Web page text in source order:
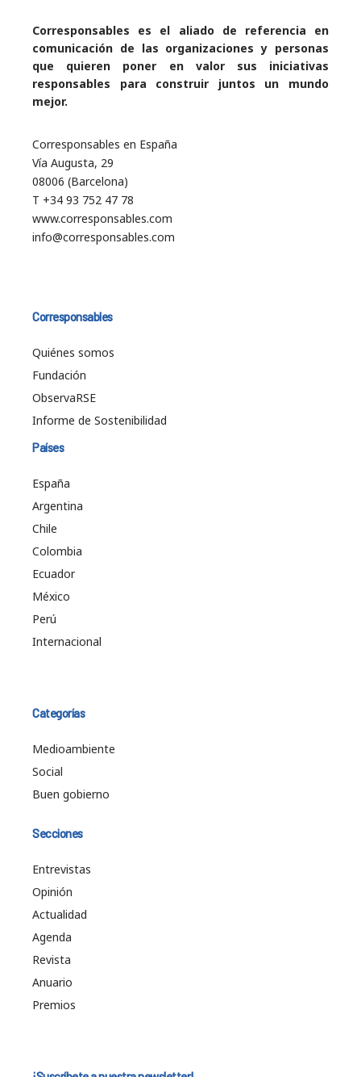
Corresponsables es el aliado de referencia en
comunicación de las organizaciones y personas
que quieren poner en valor sus iniciativas
responsables para construir juntos un mundo
mejor.
Corresponsables en España
Vía Augusta, 29
08006 (Barcelona)
T +34 93 752 47 78
www.corresponsables.com
info@corresponsables.com
Corresponsables
Quiénes somos
Fundación
ObservaRSE
Informe de Sostenibilidad
Países
España
Argentina
Chile
Colombia
Ecuador
México
Perú
Internacional
Categorías
Medioambiente
Social
Buen gobierno
Secciones
Entrevistas
Opinión
Actualidad
Agenda
Revista
Anuario
Premios